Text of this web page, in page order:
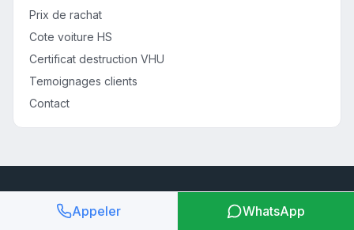
Prix de rachat
Cote voiture HS
Certificat destruction VHU
Temoignages clients
Contact
Votre voiture est HS ?
Appeler WhatsApp